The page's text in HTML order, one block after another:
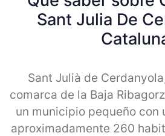
Sant Julia De
Sant Julià de
comarca de la Baja
un municipio pequeño con
aproximadamente 260